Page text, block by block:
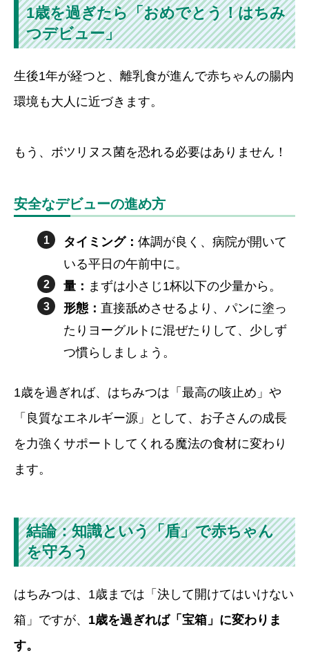
1歳を過ぎたら「おめでとう！はちみ
つデビュー」
生後1年が経つと、離乳食が進んで赤ちゃんの腸内
環境も大人に近づきます。
もう、ボツリヌス菌を恐れる必要はありません！
安全なデビューの進め方
タイミング： 体調が良く、病院が開いて
いる平日の午前中に。
量： まずは小さじ1杯以下の少量から。
形態： 直接舐めさせるより、パンに塗っ
たりヨーグルトに混ぜたりして、少しず
つ慣らしましょう。
1歳を過ぎれば、はちみつは「最高の咳止め」や
「良質なエネルギー源」として、お子さんの成長
を力強くサポートしてくれる魔法の食材に変わり
ます。
結論：知識という「盾」で赤ちゃん
を守ろう
はちみつは、1歳までは「決して開けてはいけない
箱」ですが、 1歳を過ぎれば「宝箱」に変わりま
す。